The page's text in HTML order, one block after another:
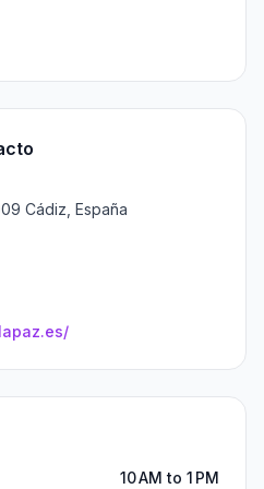
Cádiz, España
10 AM to 1 PM